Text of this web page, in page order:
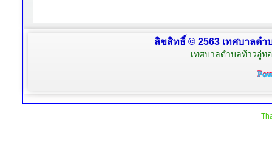
ลิขสิทธิ์ © 2563 เทศบาลต
เทศบาลตำบลท้าวอู่ท